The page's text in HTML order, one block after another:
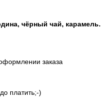
чёрный чай, карамель.
заказа
платить;-)